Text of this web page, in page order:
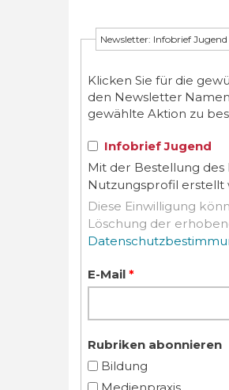
Newsletter: Infobrief Jugend
Klicken Sie für die
den Newsletter
gewählte Aktion zu
Infobrief Jugend
Mit der Bestellung
Nutzungsprofil erstellt
Diese Einwilligung
E-Mail *
Rubriken abonnieren
Bildung